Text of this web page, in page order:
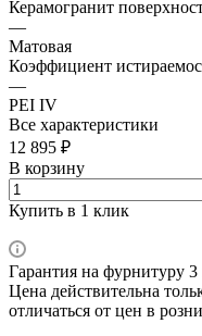
Керамогранит
—
Матовая
Коэффициент
—
PEI IV
Все характеристики
12 895 ₽
В корзину
Купить в 1 клик
Гарантия на фурнитуру 3
Цена действительна
отличаться от цен в